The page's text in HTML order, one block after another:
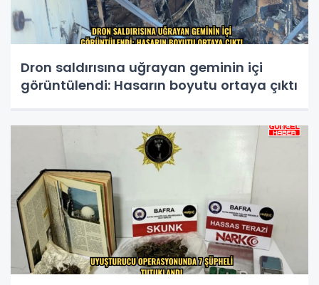
Dron saldırısına uğrayan geminin içi
görüntülendi: Hasarın boyutu ortaya çıktı